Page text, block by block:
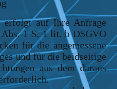
erfolgt auf Ihre Anfrage
1 S. 1 lit. b DSGVO
für die angemessene
und für die beidseitige
aus dem daraus